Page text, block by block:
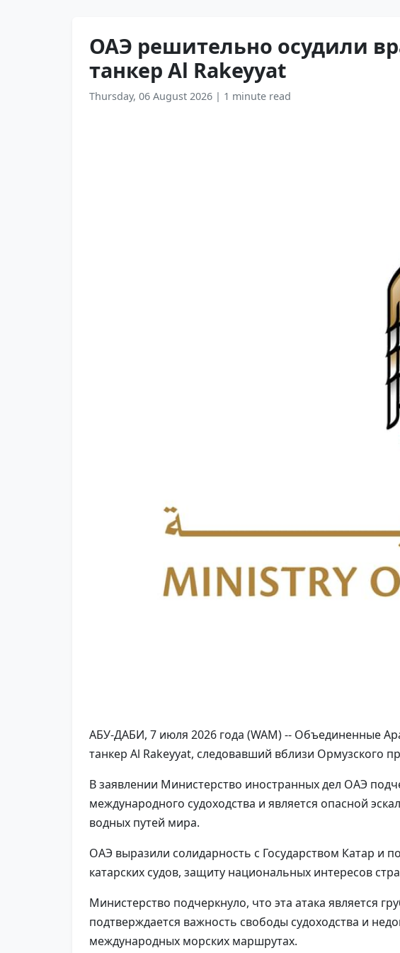
ОАЭ решительно осудили
танкер Al Rakeyyat
Thursday, 06 August 2026 | 1 minute read
АБУ-ДАБИ, 7 июля 2026 года (WAM) -- Объединенные
танкер Al Rakeyyat, следовавший вблизи Ормузского
В заявлении Министерство иностранных дел ОАЭ
международного судоходства и является опасной
водных путей мира.
ОАЭ выразили солидарность с Государством Катар и
катарских судов, защиту национальных интересов
Министерство подчеркнуло, что эта атака является
подтверждается важность свободы судоходства и
международных морских маршрутах.